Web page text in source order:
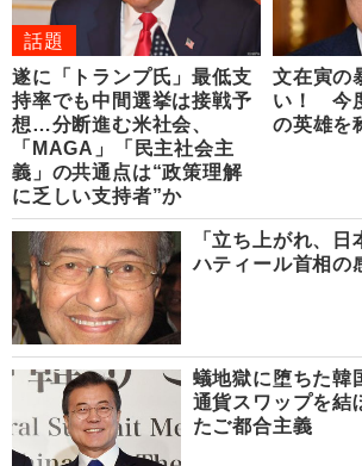
話題
遂に「トランプ氏」最低支
持率でも中間選挙は接戦予
想…分断進む米社会、
「MAGA」「民主社会主
義」の共通点は“政策理解
に乏しい支持者”か
文在寅の
い！ 今
の英雄を
「立ち上がれ、
ハティール首相の
蟻地獄に堕ちた韓
通貨スワップを結
たご都合主義